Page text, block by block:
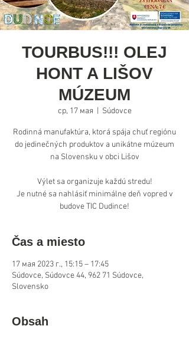
TOURBUS!!! OLEJ
HONT A LIŠOV
MÚZEUM
ср, 17 мая Súdovce
Rodinná manufaktúra, ktorá spája chuť regiónu
do jedinečných produktov a unikátne múzeum
na Slovensku v obci Lišov
Výlet sa organizuje každú stredu!
Je nutné sa nahlásiť minimálne deň vopred v
budove TIC Dudince!
Čas a miesto
17 мая 2023 г., 15:15 – 17:45
Súdovce, Súdovce 44, 962 71 Súdovce,
Slovensko
Obsah